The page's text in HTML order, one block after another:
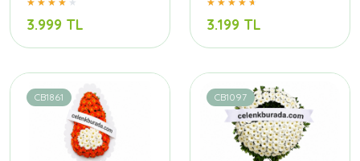
3.999 TL 3.199 TL
CB1861 CB1097